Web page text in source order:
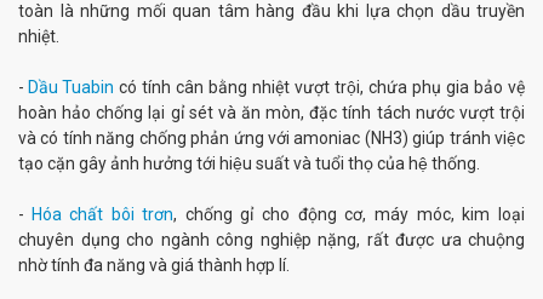
toàn là những mối quan tâm hàng đầu khi lựa chọn dầu truyền
nhiệt.
- Dầu Tuabin có tính cân bằng nhiệt vượt trội, chứa phụ gia bảo vệ
hoàn hảo chống lại gỉ sét và ăn mòn, đặc tính tách nước vượt trội
và có tính năng chống phản ứng với amoniac (NH3) giúp tránh việc
tạo cặn gây ảnh hưởng tới hiệu suất và tuổi thọ của hệ thống.
- Hóa chất bôi trơn, chống gỉ cho động cơ, máy móc, kim loại
chuyên dụng cho ngành công nghiệp nặng, rất được ưa chuộng
nhờ tính đa năng và giá thành hợp lí.